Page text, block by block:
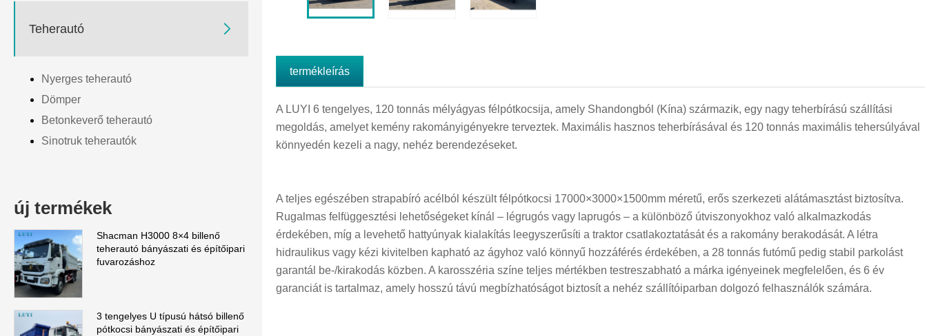
Teherautó 
Nyerges teherautó
Dömper
Betonkeverő teherautó
Sinotruk teherautók
új termékek
Shacman H3000 8×4 billenő
teherautó bányászati ​​és építőipari
fuvarozáshoz
3 tengelyes U típusú hátsó billenő
pótkocsi bányászati ​​és építőipari
termékleírás
A LUYI 6 tengelyes, 120 tonnás mélyágyas félpótkocsija, amely Shandongból (Kína) származik, egy nagy teherbírású szállítási
megoldás, amelyet kemény rakományigényekre terveztek. Maximális hasznos teherbírásával és 120 tonnás maximális tehersúlyával
könnyedén kezeli a nagy, nehéz berendezéseket.
A teljes egészében strapabíró acélból készült félpótkocsi 17000×3000×1500mm méretű, erős szerkezeti alátámasztást biztosítva.
Rugalmas felfüggesztési lehetőségeket kínál – légrugós vagy laprugós – a különböző útviszonyokhoz való alkalmazkodás
érdekében, míg a levehető hattyúnyak kialakítás leegyszerűsíti a traktor csatlakoztatását és a rakomány berakodását. A létra
hidraulikus vagy kézi kivitelben kapható az ágyhoz való könnyű hozzáférés érdekében, a 28 tonnás futómű pedig stabil parkolást
garantál be-/kirakodás közben. A karosszéria színe teljes mértékben testreszabható a márka igényeinek megfelelően, és 6 év
garanciát is tartalmaz, amely hosszú távú megbízhatóságot biztosít a nehéz szállítóiparban dolgozó felhasználók számára.